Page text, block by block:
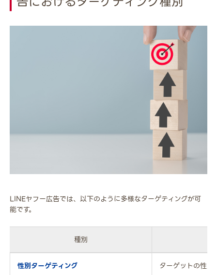
LINEヤフー広告では、以下のように多様なターゲティングが可
能です。
種別
性別ターゲティング ターゲットの性別